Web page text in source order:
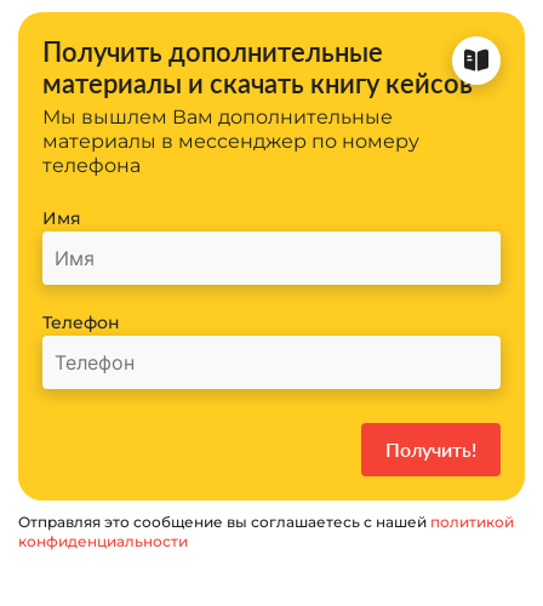
Получить дополнительные
материалы и скачать книгу кейсов
Мы вышлем Вам дополнительные
материалы в мессенджер по номеру
телефона
Имя
Телефон
Отправляя это сообщение вы соглашаетесь с нашей политикой
конфиденциальности